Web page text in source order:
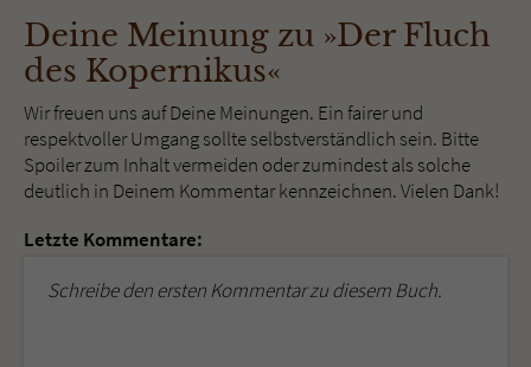
Deine Meinung zu »Der Fluch
des Kopernikus«
Wir freuen uns auf Deine Meinungen. Ein fairer und
respektvoller Umgang sollte selbstverständlich sein. Bitte
Spoiler zum Inhalt vermeiden oder zumindest als solche
deutlich in Deinem Kommentar kennzeichnen. Vielen Dank!
Letzte Kommentare:
Schreibe den ersten Kommentar zu diesem Buch.